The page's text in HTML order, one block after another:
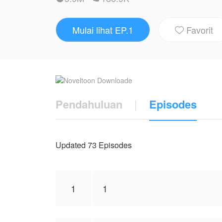
cinta Kania sebagai rasa terimakasihnya
cinta dan kasih sayang.
Kania lebih memilih pergi
Hingga 3 tahun kemudian Alam dan Kania di
Apa yang membuat Alam masih memakai
NovelToon sendiri
Mulai lihat EP.1  Favorit
Pendahuluan | Episodes
Updated 73 Episodes
1 1